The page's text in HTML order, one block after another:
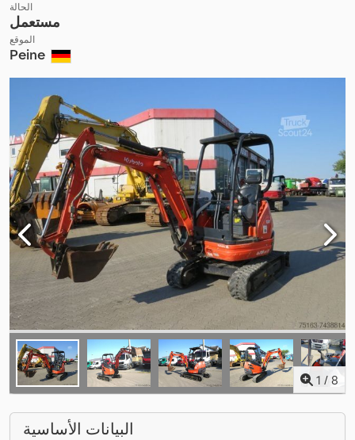
الحالة
مستعمل
الموقع
Peine
1 / 8
البيانات الأساسية